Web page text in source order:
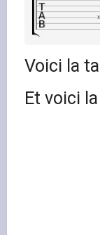
Voici la
Et voici